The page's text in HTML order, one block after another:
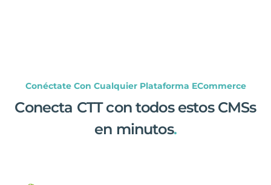
Conéctate Con Cualquier Plataforma ECommerce
Conecta CTT con todos estos CMSs
en minutos.